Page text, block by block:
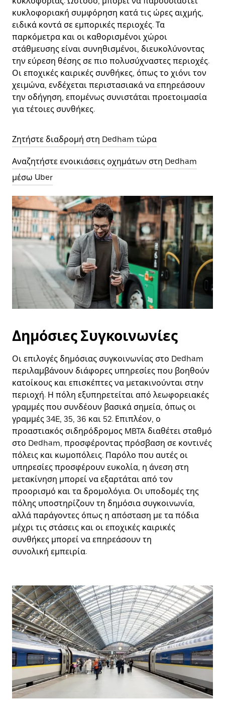
κυκλοφοριακή συμφόρηση κατά τις ώρες αιχμής,
ειδικά κοντά σε εμπορικές περιοχές. Τα
παρκόμετρα και οι καθορισμένοι χώροι
στάθμευσης είναι συνηθισμένοι, διευκολύνοντας
την εύρεση θέσης σε πιο πολυσύχναστες περιοχές.
Οι εποχικές καιρικές συνθήκες, όπως το χιόνι τον
χειμώνα, ενδέχεται περιστασιακά να επηρεάσουν
την οδήγηση, επομένως συνιστάται προετοιμασία
για τέτοιες συνθήκες.
Ζητήστε διαδρομή στη Dedham τώρα
Αναζητήστε ενοικιάσεις οχημάτων στη Dedham
μέσω Uber
Δημόσιες Συγκοινωνίες
Οι επιλογές δημόσιας συγκοινωνίας στο Dedham
περιλαμβάνουν διάφορες υπηρεσίες που βοηθούν
κατοίκους και επισκέπτες να μετακινούνται στην
περιοχή. Η πόλη εξυπηρετείται από λεωφορειακές
γραμμές που συνδέουν βασικά σημεία, όπως οι
γραμμές 34E, 35, 36 και 52. Επιπλέον, ο
προαστιακός σιδηρόδρομος MBTA διαθέτει σταθμό
στο Dedham, προσφέροντας πρόσβαση σε κοντινές
πόλεις και κωμοπόλεις. Παρόλο που αυτές οι
υπηρεσίες προσφέρουν ευκολία, η άνεση στη
μετακίνηση μπορεί να εξαρτάται από τον
προορισμό και τα δρομολόγια. Οι υποδομές της
πόλης υποστηρίζουν τη δημόσια συγκοινωνία,
αλλά παράγοντες όπως η απόσταση με τα πόδια
μέχρι τις στάσεις και οι εποχικές καιρικές
συνθήκες μπορεί να επηρεάσουν τη
συνολική εμπειρία.